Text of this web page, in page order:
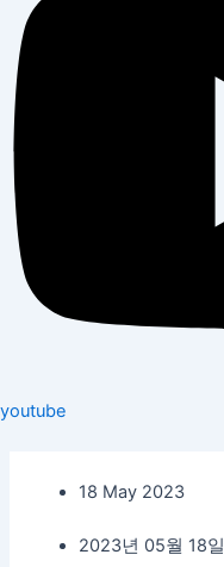
youtube
18 May 2023
2023년 05월 18일